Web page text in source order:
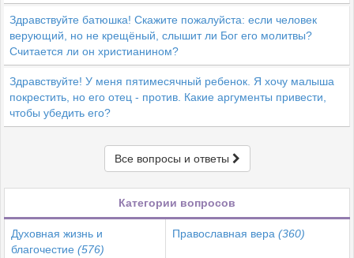
Здравствуйте батюшка! Скажите пожалуйста: если человек
верующий, но не крещёный, слышит ли Бог его молитвы?
Считается ли он христианином?
Здравствуйте! У меня пятимесячный ребенок. Я хочу малыша
покрестить, но его отец - против. Какие аргументы привести,
чтобы убедить его?
Все вопросы и ответы
Категории вопросов
Духовная жизнь и
благочестие (576)
Православная вера (360)